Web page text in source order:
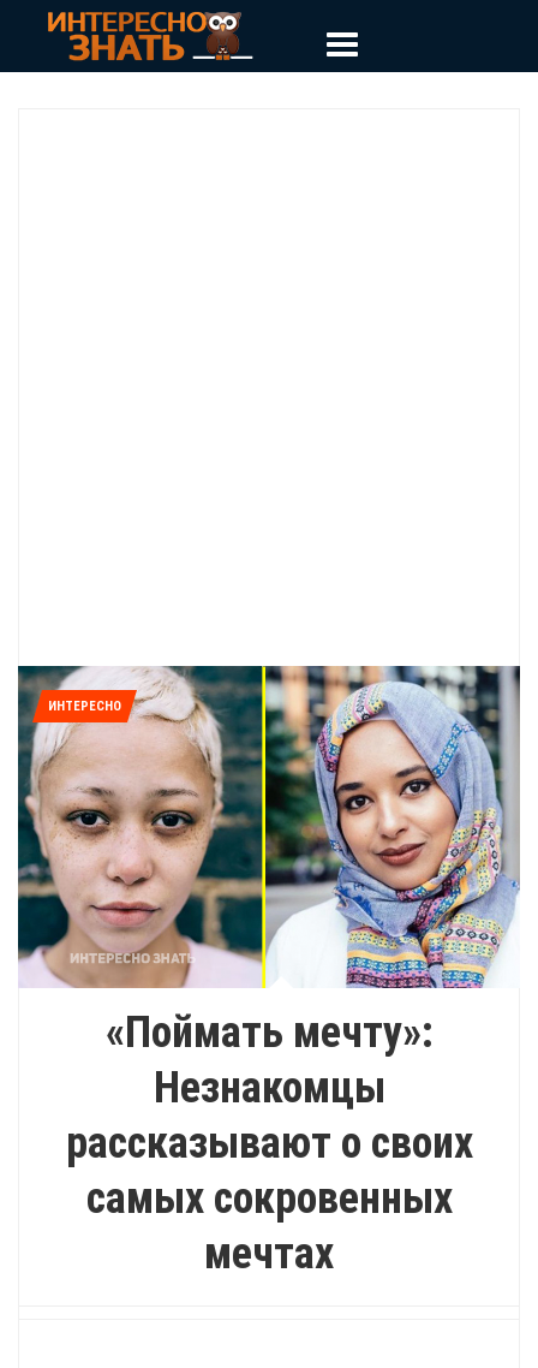
ИНТЕРЕСНО
«Поймать мечту»:
Незнакомцы
рассказывают о своих
самых сокровенных
мечтах